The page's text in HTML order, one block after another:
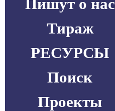
Пишут о нас
Тираж
РЕСУРСЫ
Поиск
Проекты